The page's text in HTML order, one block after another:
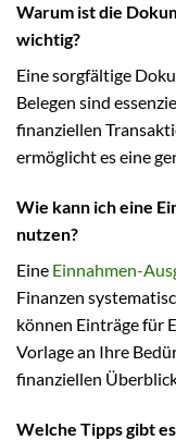
Warum ist die
wichtig?
Eine sorgfältige
Belegen sind
finanziellen
ermöglicht es eine
Wie kann ich eine
nutzen?
Eine Einnahmen-
Finanzen
können Einträge für
Vorlage an Ihre
finanziellen
Welche Tipps gibt